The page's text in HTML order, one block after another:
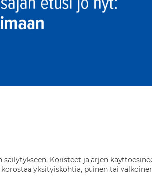
Koristeet ja arjen
yksityiskohtia, puinen tai